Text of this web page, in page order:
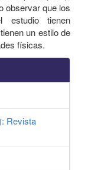
observar que los
estudio tienen
un estilo de
físicas.
Revista